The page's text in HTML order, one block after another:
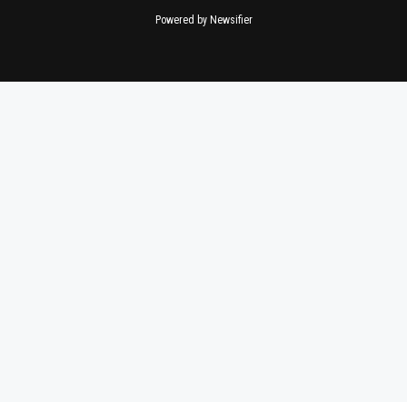
Powered by Newsifier